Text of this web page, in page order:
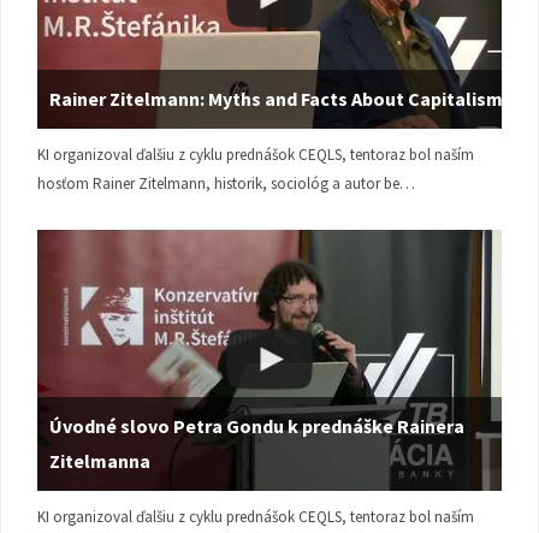
Rainer Zitelmann: Myths and Facts About Capitalism
KI organizoval ďalšiu z cyklu prednášok CEQLS, tentoraz bol naším
hosťom Rainer Zitelmann, historik, sociológ a autor be…
Úvodné slovo Petra Gondu k prednáške Rainera
Zitelmanna
KI organizoval ďalšiu z cyklu prednášok CEQLS, tentoraz bol naším